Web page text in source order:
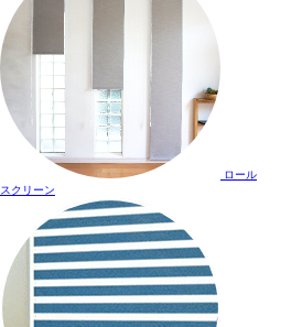
ロール
スクリーン